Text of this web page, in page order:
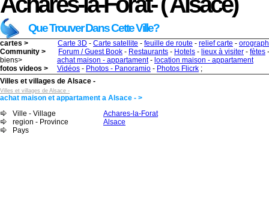
Que Trouver Dans Cette Ville?
cartes > Carte 3D - Carte satellite - feuille de route - relief carte -
Community >
Forum / Guest Book - Restaurants - Hotels - lieux à visiter - fètes
biens>
achat maison - appartament- location maison - appartament
fotos videos >
Vidéos - Photos - Panoramio - Photos Flicrk ;
Villes et villages de Alsace -
Villes et villages de Alsace -
achat maison et appartament a Alsace - >
Ville - Village
Achares-la-Forat
region - Province
Alsace
Pays